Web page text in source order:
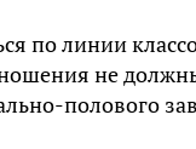
по линии
не
полового